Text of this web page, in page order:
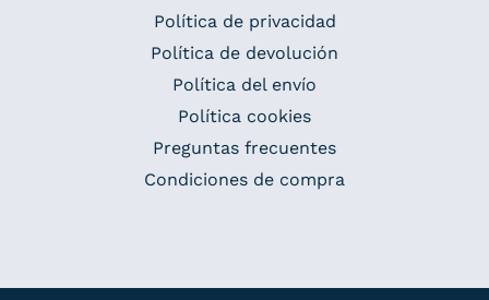
Política de privacidad
Política de devolución
Política del envío
Política cookies
Preguntas frecuentes
Condiciones de compra